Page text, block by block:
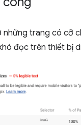
những trang có cỡ
đọc trên thiết bị